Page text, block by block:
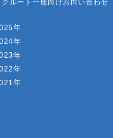
クルート
年
年
年
年
年
一般向けお問い合わせ